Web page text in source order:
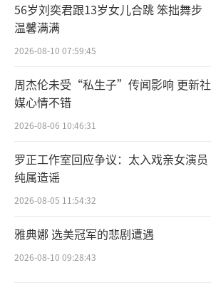
56岁刘奕君跟13岁女儿合跳 笨拙舞步
温馨满满
2026-08-10 07:59:45
周杰伦未受“私生子”传闻影响 更新社
媒心情不错
2026-08-06 10:46:31
罗正工作室回应争议：太入戏亲女演员
纯属造谣
2026-08-05 11:54:32
雅典娜 选美冠军的悲剧遭遇
2026-08-10 09:28:43